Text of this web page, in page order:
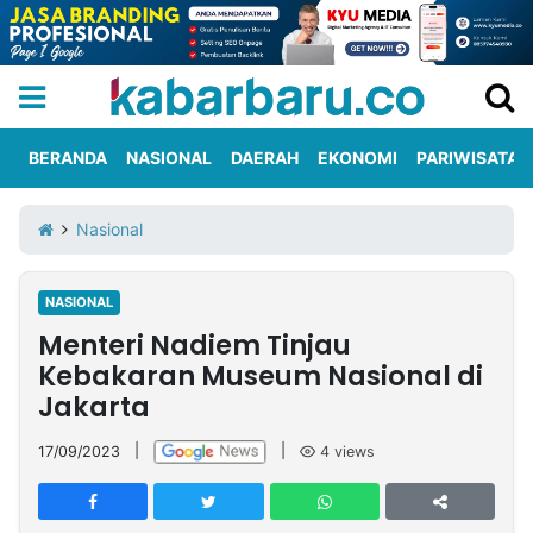
Iklan
Berita
Kami
Nasional
International
Olahraga
Entertainment
Daerah
Pariwisata
Kuliner
Kolom
Network
PT
TREETAN
BERANDA NASIONAL DAERAH EKONOMI PARIWISATA
Nasional
NASIONAL
Menteri Nadiem Tinjau
Kebakaran Museum Nasional di
Jakarta
17/09/2023 4 views